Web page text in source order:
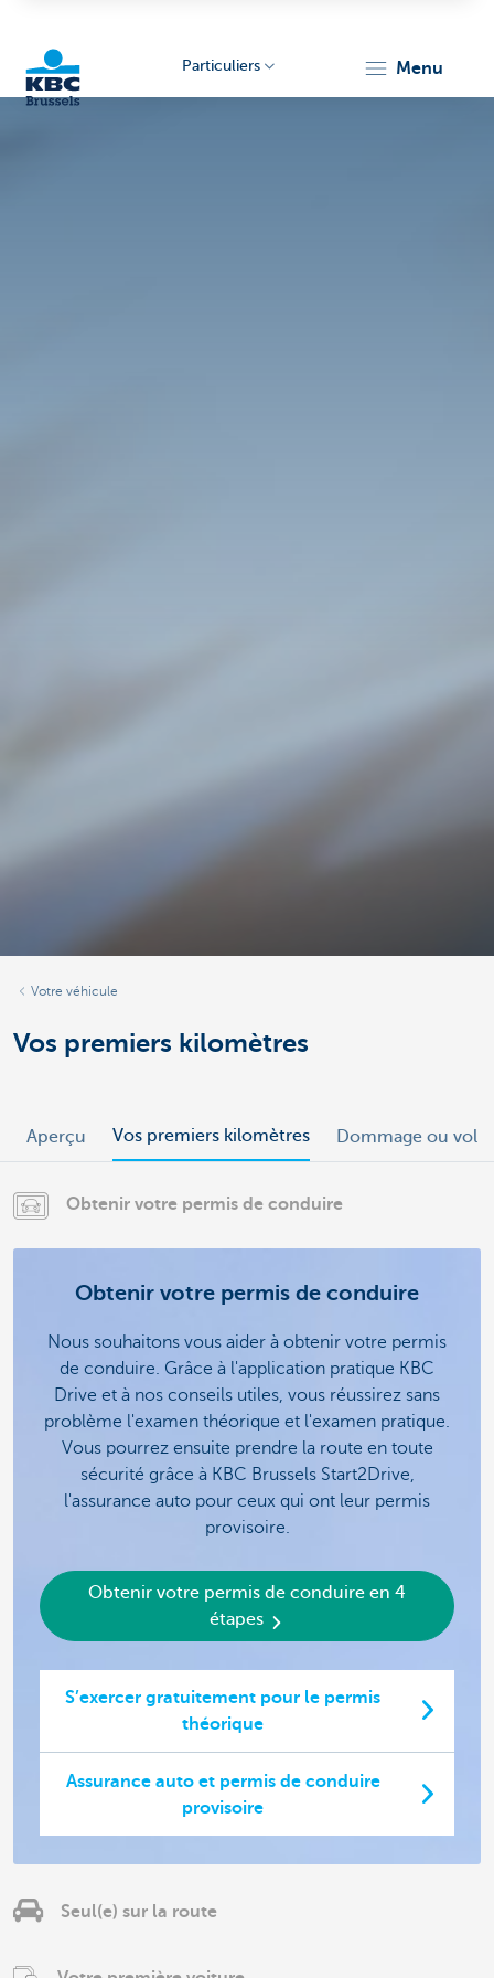
Particuliers menu
Votre véhicule
Vos premiers kilomètres
Aperçu Vos premiers kilomètres Dommage ou vol
Obtenir votre permis de conduire
Obtenir votre permis de conduire
Nous souhaitons vous aider à obtenir votre permis
de conduire. Grâce à l'application pratique KBC
Drive et à nos conseils utiles, vous réussirez sans
problème l'examen théorique et l'examen pratique.
Vous pourrez ensuite prendre la route en toute
sécurité grâce à KBC Brussels Start2Drive,
l'assurance auto pour ceux qui ont leur permis
provisoire.
Obtenir votre permis de conduire en 4
étapes
S’exercer gratuitement pour le permis
théorique
Assurance auto et permis de conduire
provisoire
Seul(e) sur la route